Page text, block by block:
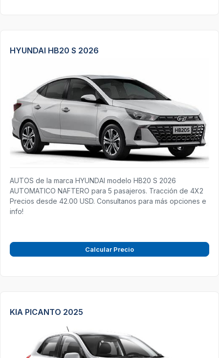
HYUNDAI HB20 S 2026
AUTOS de la marca HYUNDAI modelo HB20 S 2026
AUTOMATICO NAFTERO para 5 pasajeros. Tracción de 4X2
Precios desde 42.00 USD. Consultanos para más opciones e
info!
Calcular Precio
KIA PICANTO 2025